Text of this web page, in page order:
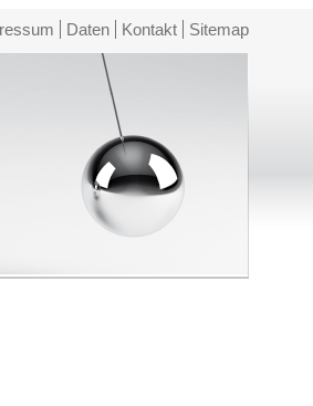
Daten Kontakt Sitemap